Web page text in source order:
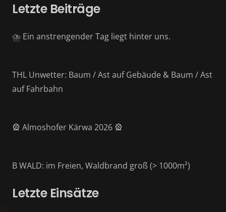
Letzte Beiträge
⛈️ Ein anstrengender Tag liegt hinter uns.
THL Unwetter: Baum / Ast auf Gebäude & Baum / Ast
auf Fahrbahn
🎡 Almoshofer Kärwa 2026 🎡
B WALD: im Freien, Waldbrand groß (> 1000m²)
Letzte Einsätze